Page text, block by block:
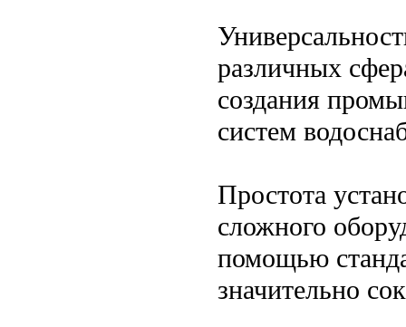
различных
создания
систем
Простота
сложного
помощью
значительно